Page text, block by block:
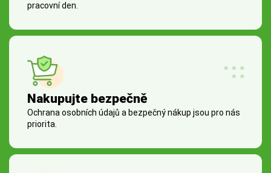
pracovní den.
Nakupujte bezpečně
Ochrana osobních údajů a bezpečný nákup jsou pro nás
priorita.